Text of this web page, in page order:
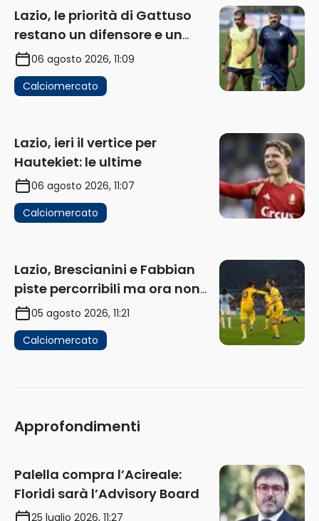
Lazio, le priorità di Gattuso
restano un difensore e un
centravanti: proposto Esposito
06 agosto 2026, 11:09
Calciomercato
Lazio, ieri il vertice per
Hautekiet: le ultime
06 agosto 2026, 11:07
Calciomercato
Lazio, Brescianini e Fabbian
piste percorribili ma ora non
sono la priorità
05 agosto 2026, 11:21
Calciomercato
Approfondimenti
Palella compra l’Acireale:
Floridi sarà l’Advisory Board
25 luglio 2026, 11:27